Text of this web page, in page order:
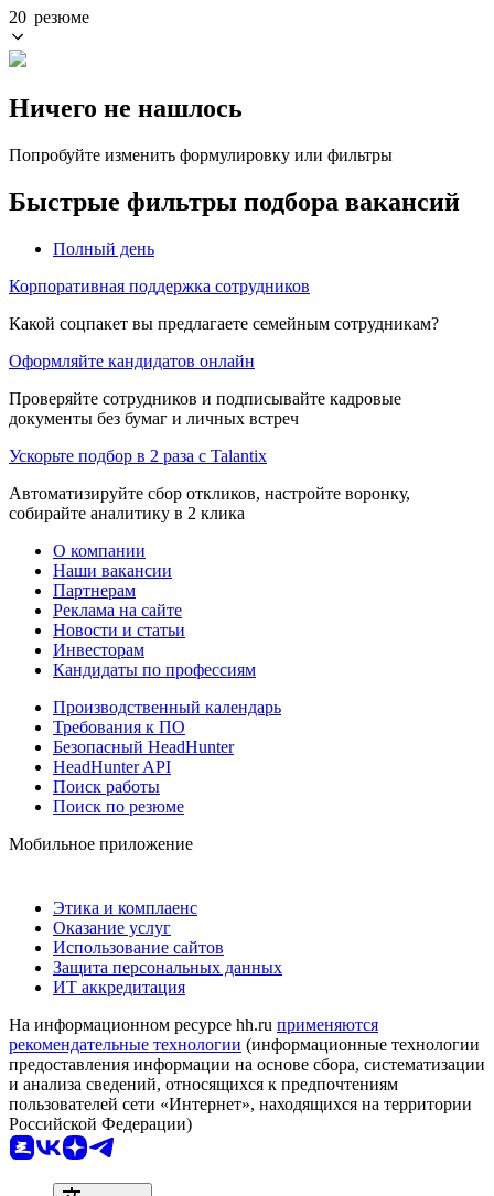
20 резюме
Ничего не нашлось
Попробуйте изменить формулировку или фильтры
Быстрые фильтры подбора вакансий
Полный день
Корпоративная поддержка сотрудников
Какой соцпакет вы предлагаете семейным сотрудникам?
Оформляйте кандидатов онлайн
Проверяйте сотрудников и подписывайте кадровые
документы без бумаг и личных встреч
Ускорьте подбор в 2 раза с Talantix
Автоматизируйте сбор откликов, настройте воронку,
собирайте аналитику в 2 клика
О компании
Наши вакансии
Партнерам
Реклама на сайте
Новости и статьи
Инвесторам
Кандидаты по профессиям
Производственный календарь
Требования к ПО
Безопасный HeadHunter
HeadHunter API
Поиск работы
Поиск по резюме
Мобильное приложение
Этика и комплаенс
Оказание услуг
Использование сайтов
Защита персональных данных
ИТ аккредитация
На информационном ресурсе hh.ru применяются
рекомендательные технологии (информационные технологии
предоставления информации на основе сбора, систематизации
и анализа сведений, относящихся к предпочтениям
пользователей сети «Интернет», находящихся на территории
Российской Федерации)